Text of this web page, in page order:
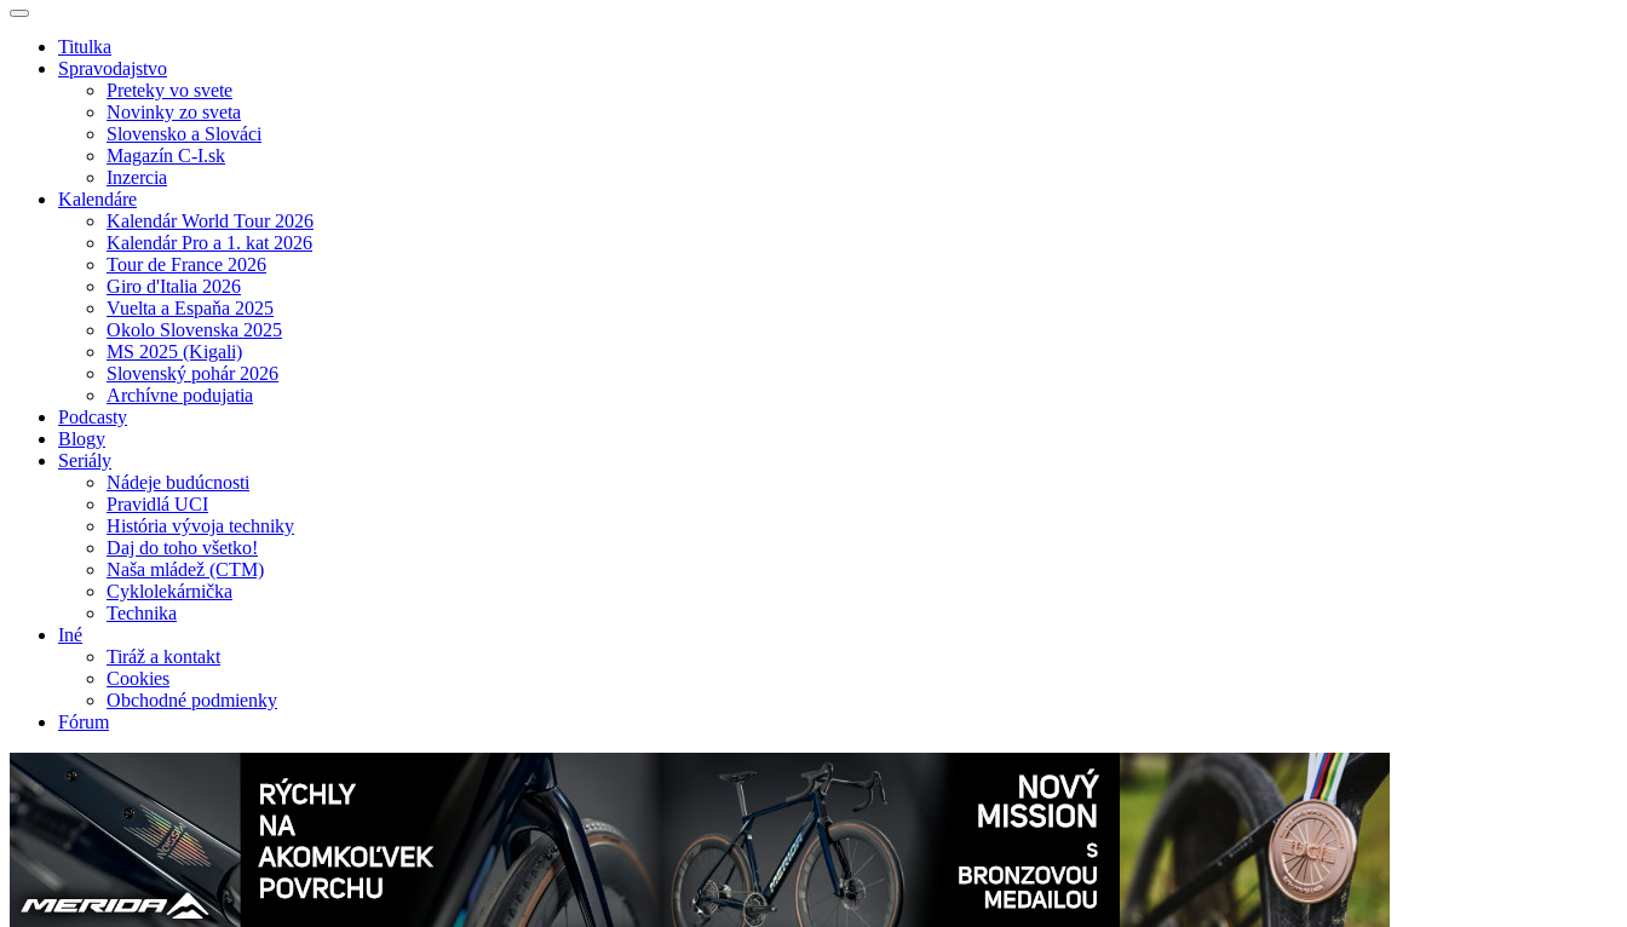
Titulka
Spravodajstvo
Preteky vo svete
Novinky zo sveta
Slovensko a Slováci
Magazín C-I.sk
Inzercia
Kalendáre
Kalendár World Tour 2026
Kalendár Pro a 1. kat 2026
Tour de France 2026
Giro d'Italia 2026
Vuelta a Espaňa 2025
Okolo Slovenska 2025
MS 2025 (Kigali)
Slovenský pohár 2026
Archívne podujatia
Podcasty
Blogy
Seriály
Nádeje budúcnosti
Pravidlá UCI
História vývoja techniky
Daj do toho všetko!
Naša mládež (CTM)
Cyklolekárnička
Technika
Iné
Tiráž a kontakt
Cookies
Obchodné podmienky
Fórum